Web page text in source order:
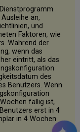
an,
und
Faktoren, wie
Während der
wenn das
eintritt, als das
des
Benutzers. Wenn
fällig ist,
erst in 4
in 4 Wochen